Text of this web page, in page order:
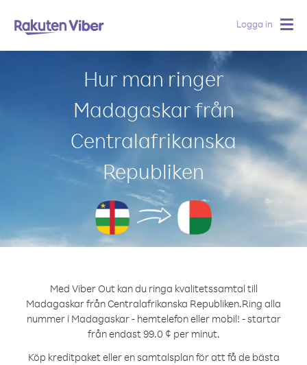
Logga in
Hur man ringer
Madagaskar från
Centralafrikanska
Republiken
Med Viber Out kan du ringa kvalitetssamtal till
Madagaskar från Centralafrikanska Republiken.Ring alla
nummer i Madagaskar - hemtelefon eller mobil! - startar
från endast 99.0 ¢ per minut.
Köp kreditpaket eller en samtalsplan för att få de bästa